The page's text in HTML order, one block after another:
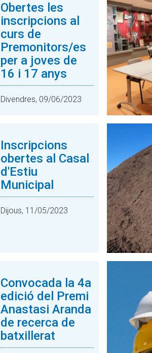
Obertes les
inscripcions al
curs de
Premonitors/es
per a joves de
16 i 17 anys
Divendres, 09/06/2023
Inscripcions
obertes al Casal
d'Estiu
Municipal
Dijous, 11/05/2023
Convocada la 4a
edició del Premi
Anastasi Aranda
de recerca de
batxillerat